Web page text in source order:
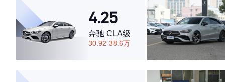
·空间表现一般，低于62%同级车
4.25
奔驰 CLA级
30.92-38.6万